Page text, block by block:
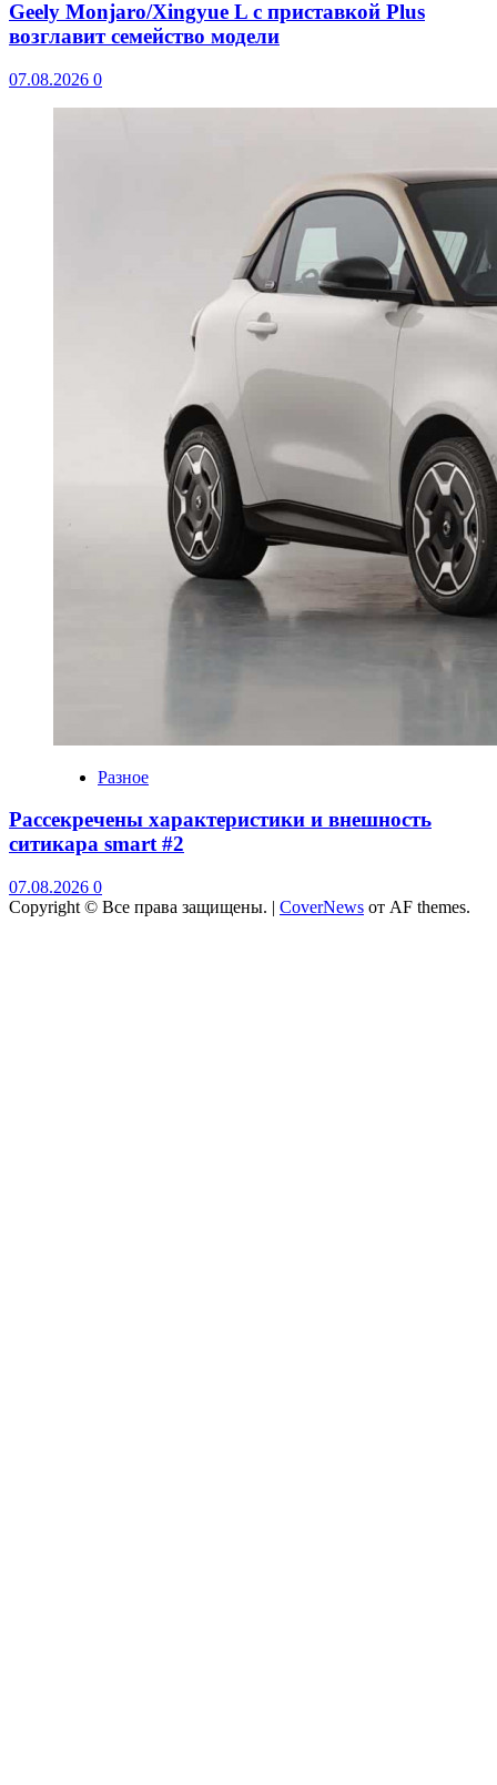
Geely Monjaro/Xingyue L с приставкой Plus
возглавит семейство модели
07.08.2026 0
Разное
Рассекречены характеристики и внешность
ситикара smart #2
07.08.2026 0
Copyright © Все права защищены. | CoverNews от AF themes.